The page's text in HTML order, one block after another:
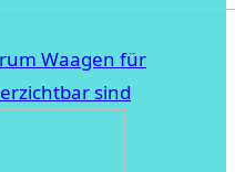
Waagen für
sind